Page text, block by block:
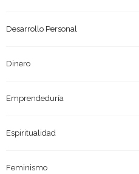
Desarrollo Personal
Dinero
Emprendeduría
Espiritualidad
Feminismo